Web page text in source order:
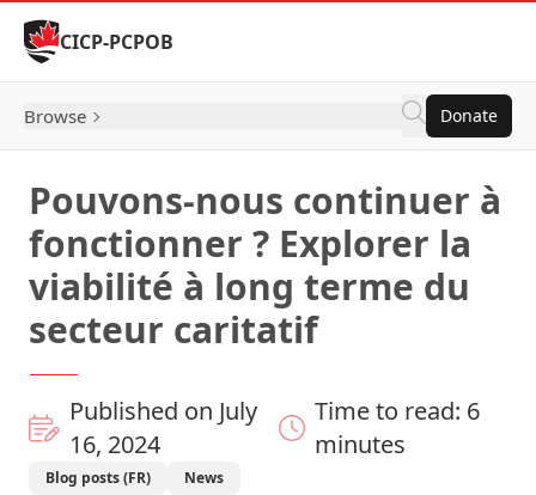
Skip to Content
CICP-PCPOB
Browse Donate
Pouvons-nous continuer à
fonctionner ? Explorer la
viabilité à long terme du
secteur caritatif
Published on July
16, 2024
Time to read: 6
minutes
Blog posts (FR) News